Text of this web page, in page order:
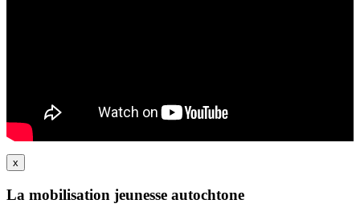
x
La mobilisation jeunesse autochtone